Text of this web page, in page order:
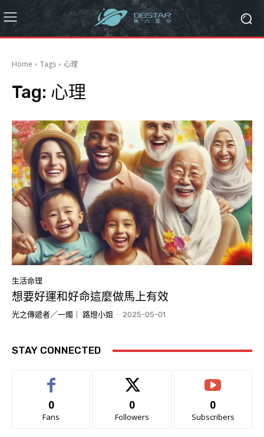
Home Tags 心理
Tag: 心理
生活命理
想要好運和好命這麼做馬上有效
光之傳遞者／一燭｜ 路燈小姐 - 2025-05-01
STAY CONNECTED
0
Fans
0
Followers
0
Subscribers